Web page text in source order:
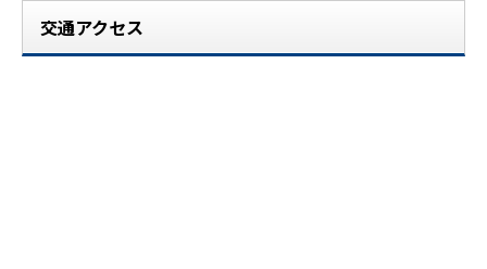
交通アクセス